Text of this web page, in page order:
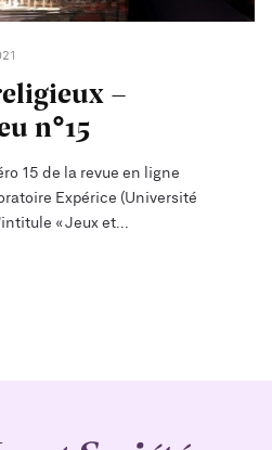
-
n°15
15 de la revue en ligne
Expérice (Université
« Jeux et